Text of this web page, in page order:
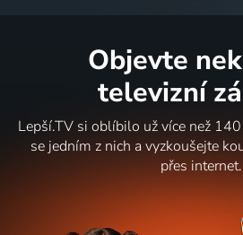
Objevte
televizní
Lepší.TV si oblíbilo už více než
se jedním z nich a vyzkoušejte
přes internet.